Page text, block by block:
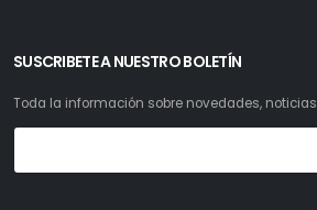
SUSCRIBETE A NUESTRO BOLETÍN
Toda la información sobre novedades,